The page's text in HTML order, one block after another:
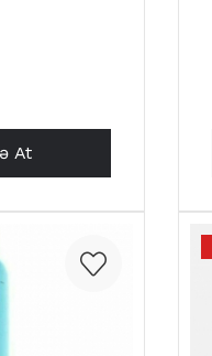
At